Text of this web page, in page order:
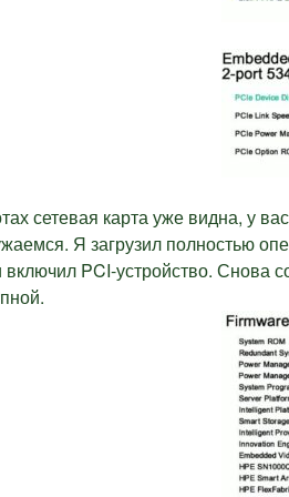
сетевая карта уже видна, у
Я загрузил полностью
включил PCI-устройство. Снова